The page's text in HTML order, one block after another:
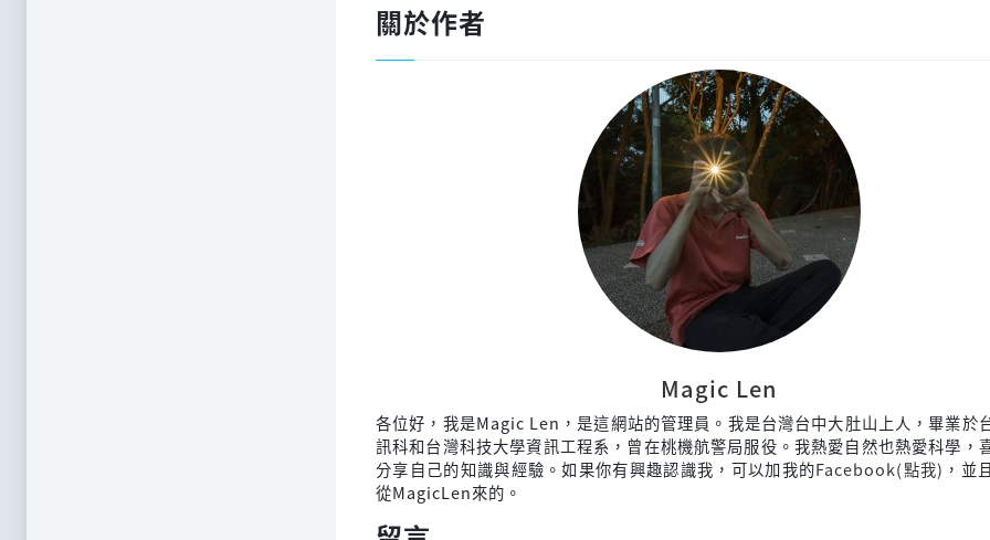
關於作者
Magic Len
各位好，我是Magic Len，是這網站的管理員。我是台灣台中大肚山上人，畢業於
訊科和台灣科技大學資訊工程系，曾在桃機航警局服役。我熱愛自然也熱愛科學，
分享自己的知識與經驗。如果你有興趣認識我，可以加我的Facebook(點我) ，並
從MagicLen來的。